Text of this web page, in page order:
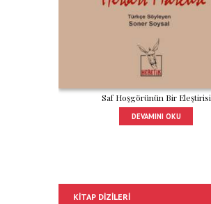
Saf Hoşgörünün Bir Eleştirisi
DEVAMINI OKU
KITAP DIZILERI